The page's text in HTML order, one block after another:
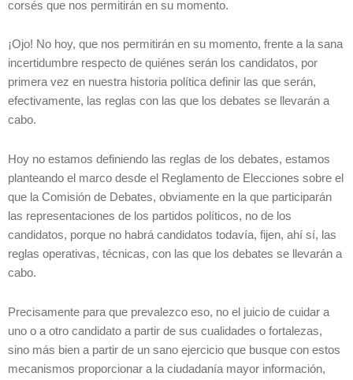
corsés que nos permitirán en su momento.
¡Ojo! No hoy, que nos permitirán en su momento, frente a la sana
incertidumbre respecto de quiénes serán los candidatos, por
primera vez en nuestra historia política definir las que serán,
efectivamente, las reglas con las que los debates se llevarán a
cabo.
Hoy no estamos definiendo las reglas de los debates, estamos
planteando el marco desde el Reglamento de Elecciones sobre el
que la Comisión de Debates, obviamente en la que participarán
las representaciones de los partidos políticos, no de los
candidatos, porque no habrá candidatos todavía, fijen, ahí sí, las
reglas operativas, técnicas, con las que los debates se llevarán a
cabo.
Precisamente para que prevalezco eso, no el juicio de cuidar a
uno o a otro candidato a partir de sus cualidades o fortalezas,
sino más bien a partir de un sano ejercicio que busque con estos
mecanismos proporcionar a la ciudadanía mayor información,